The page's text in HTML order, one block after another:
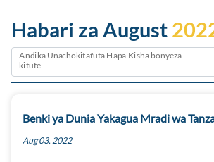
Habari za August
Andika Unachokitafuta Hapa Kisha bonyeza
kitufe
Benki ya Dunia Yakagua Mradi wa
Aug 03, 2022